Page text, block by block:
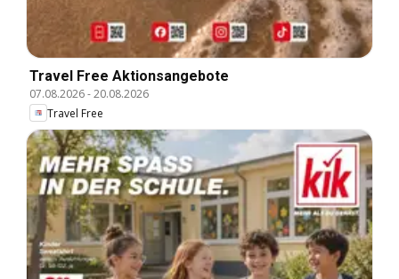
Travel Free Aktionsangebote
07.08.2026-20.08.2026
Travel Free